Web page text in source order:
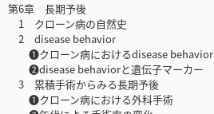
第6章 長期予後
1 クローン病の自然史
2 disease behavior
❶クローン病におけるdisease behavior
❷disease behaviorと遺伝子マーカー
3 累積手術からみる長期予後
❶クローン病における外科手術